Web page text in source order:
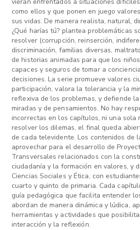
como ellos y que ponen en juego
sus vidas. De manera realista, natural,
¿Qué harías tú? plantea problemáticas
resolver (corrupción, reinserción,
discriminación, familias diversas,
de historias animadas para que los
capaces y seguros de tomar a
decisiones. La serie promueve valores
participación, valora la tolerancia y la
reflexiva de los problemas, y defiende
miradas y de pensamientos. No hay
incorrectas en los capítulos, ni una sola
resolver los dilemas, el final queda
de cada televidente. Los contenidos de
aprovechar para el desarrollo de
Transversales relacionados con la
ciudadanía y la formación en valores, y
Ciencias Sociales y Ética, con
cuarto y quinto de primaria. Cada
guía pedagógica que facilita entender
abordan de manera dinámica y lúdica,
herramientas y actividades que
interacción y la reflexión.